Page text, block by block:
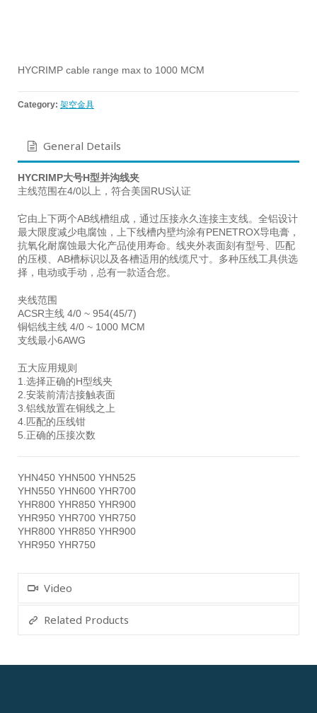
HYCRIMP cable range max to 1000 MCM
Category: 架空金具
General Details
HYCRIMP大号H型并沟线夹
主线范围在4/0以上，符合美国RUS认证
它由上下两个AB线槽组成，通过压接永久连接主支线。全铝设计
最大限度减少电腐蚀，上下线槽内壁均涂有PENETROX导电膏，
抗氧化耐腐蚀最大化产品使用寿命。线夹外表面刻有型号、匹配
的压模、AB槽标识以及各槽适用的线缆尺寸。多种压线工具供选
择，电动或手动，总有一款适合您。
夹线范围
ACSR主线 4/0 ~ 954(45/7)
铜铝线主线 4/0 ~ 1000 MCM
支线最小6AWG
五大应用规则
1.选择正确的H型线夹
2.安装前清洁接触表面
3.铝线放置在铜线之上
4.匹配的压线钳
5.正确的压接次数
YHN450 YHN500 YHN525
YHN550 YHN600 YHR700
YHR800 YHR850 YHR900
YHR950 YHR700 YHR750
YHR800 YHR850 YHR900
YHR950 YHR750
Video
Related Products